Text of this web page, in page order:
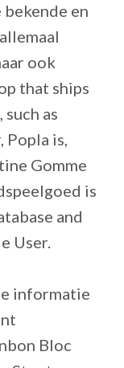
en
ook
that ships
as
Popla is,
Gomme
is
and
User.
informatie
Bloc